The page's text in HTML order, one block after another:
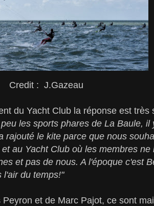
Credit : J.Gazeau
du Yacht Club la réponse est très
les sports phares de La Baule, il
rajouté le kite parce que nous
au Yacht Club où les membres
et pas de nous. A l'époque c'est
l'air du temps!"
et de Marc Pajot, ce sont